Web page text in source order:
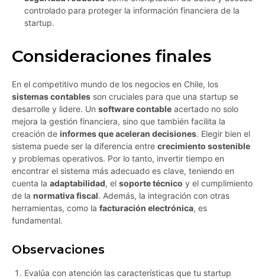
controlado para proteger la información financiera de la
startup.
Consideraciones finales
En el competitivo mundo de los negocios en Chile, los
sistemas contables son cruciales para que una startup se
desarrolle y lidere. Un software contable acertado no solo
mejora la gestión financiera, sino que también facilita la
creación de informes que aceleran decisiones. Elegir bien el
sistema puede ser la diferencia entre crecimiento sostenible
y problemas operativos. Por lo tanto, invertir tiempo en
encontrar el sistema más adecuado es clave, teniendo en
cuenta la adaptabilidad, el soporte técnico y el cumplimiento
de la normativa fiscal. Además, la integración con otras
herramientas, como la facturación electrónica, es
fundamental.
Observaciones
Evalúa con atención las características que tu startup